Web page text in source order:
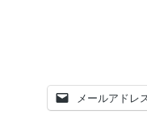
メールアドレ